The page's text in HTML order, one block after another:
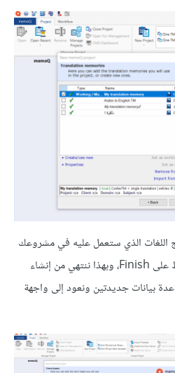
اللغات الذي ستعمل عليه في مشروعك
واضغط على Ok، ومن ثم اضغط على Finish، وبهذا ننتهي من إنشاء
بيانات جديدتين ونعود إلى واجهة